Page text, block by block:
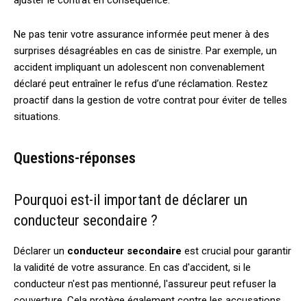
Ne pas tenir votre assurance informée peut mener à des
surprises désagréables en cas de sinistre. Par exemple, un
accident impliquant un adolescent non convenablement
déclaré peut entraîner le refus d’une réclamation. Restez
proactif dans la gestion de votre contrat pour éviter de telles
situations.
Questions-réponses
Pourquoi est-il important de déclarer un
conducteur secondaire ?
Déclarer un conducteur secondaire est crucial pour garantir
la validité de votre assurance. En cas d'accident, si le
conducteur n'est pas mentionné, l'assureur peut refuser la